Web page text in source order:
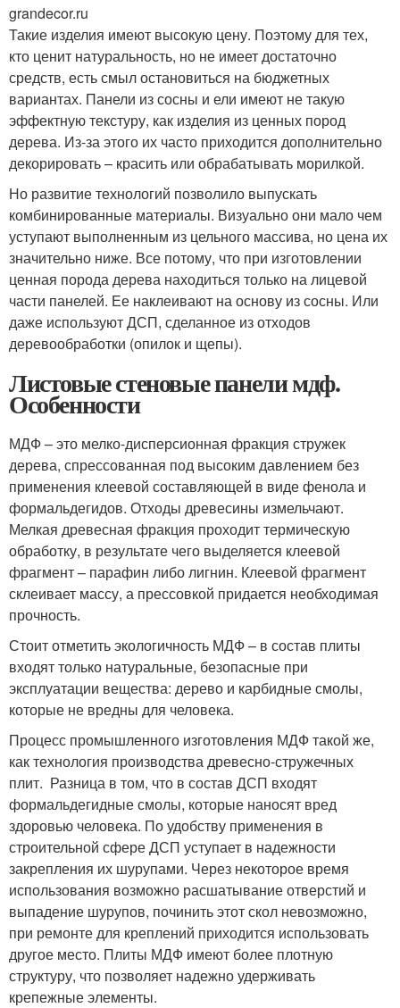
grandecor.ru
Такие изделия имеют высокую цену. Поэтому для тех,
кто ценит натуральность, но не имеет достаточно
средств, есть смыл остановиться на бюджетных
вариантах. Панели из сосны и ели имеют не такую
эффектную текстуру, как изделия из ценных пород
дерева. Из-за этого их часто приходится дополнительно
декорировать – красить или обрабатывать морилкой.
Но развитие технологий позволило выпускать
комбинированные материалы. Визуально они мало чем
уступают выполненным из цельного массива, но цена их
значительно ниже. Все потому, что при изготовлении
ценная порода дерева находиться только на лицевой
части панелей. Ее наклеивают на основу из сосны. Или
даже используют ДСП, сделанное из отходов
деревообработки (опилок и щепы).
Листовые стеновые панели мдф.
Особенности
МДФ – это мелко-дисперсионная фракция стружек
дерева, спрессованная под высоким давлением без
применения клеевой составляющей в виде фенола и
формальдегидов. Отходы древесины измельчают.
Мелкая древесная фракция проходит термическую
обработку, в результате чего выделяется клеевой
фрагмент – парафин либо лигнин. Клеевой фрагмент
склеивает массу, а прессовкой придается необходимая
прочность.
Стоит отметить экологичность МДФ – в состав плиты
входят только натуральные, безопасные при
эксплуатации вещества: дерево и карбидные смолы,
которые не вредны для человека.
Процесс промышленного изготовления МДФ такой же,
как технология производства древесно-стружечных
плит. Разница в том, что в состав ДСП входят
формальдегидные смолы, которые наносят вред
здоровью человека. По удобству применения в
строительной сфере ДСП уступает в надежности
закрепления их шурупами. Через некоторое время
использования возможно расшатывание отверстий и
выпадение шурупов, починить этот скол невозможно,
при ремонте для креплений приходится использовать
другое место. Плиты МДФ имеют более плотную
структуру, что позволяет надежно удерживать
крепежные элементы.